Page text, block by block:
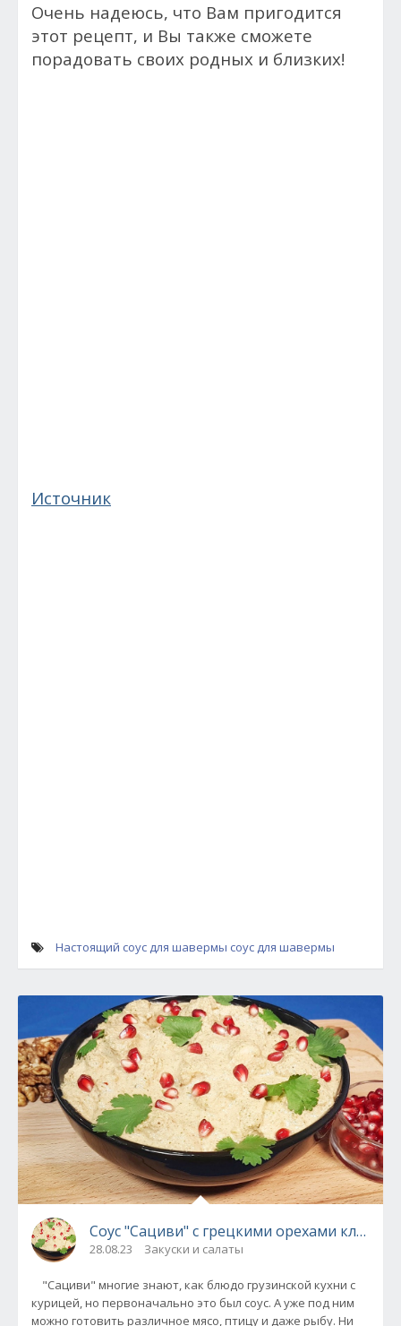
Очень надеюсь, что Вам пригодится
этот рецепт, и Вы также сможете
порадовать своих родных и близких!
Источник
Настоящий соус для шавермы соус для шавермы
Соус "Сациви" с грецкими орехами
28.08.23 Закуски и салаты
"Сациви" многие знают, как блюдо грузинской кухни с
курицей, но первоначально это был соус. А уже под ним
можно готовить различное мясо, птицу и даже рыбу. Ни